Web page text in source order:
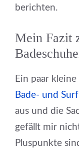
berichten.
Mein Fazit
Ein paar
Bade- und
aus und die
gefällt mir
Pluspunkte